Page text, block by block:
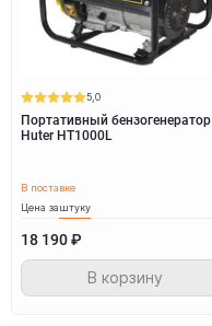
5,0
Портативный бензогенератор
Huter HT1000L
В поставке
Цена заштуку
18 190 ₽
В корзину